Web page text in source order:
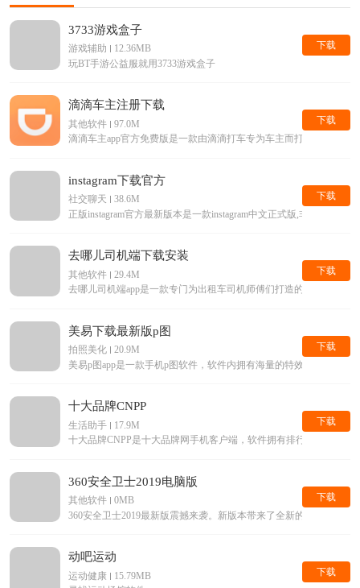
3733游戏盒子
游戏辅助
12.36MB
玩BT手游公益服就用3733游戏盒子
下载
滴滴车主注册下载
其他软件
97.0M
滴滴车主app官方免费版是一款由滴滴打车专为车主而打造的手机
下载
instagram下载官方
社交聊天
38.6M
正版instagram官方最新版本是一款instagram中文正式版,非常受欢
下载
去哪儿司机端下载安装
其他软件
29.4M
去哪儿司机端app是一款专门为出租车司机师傅们打造的手机平台
下载
美易下载最新版p图
拍照美化
20.9M
美易p图app是一款手机p图软件，软件内拥有海量的特效滤镜等美
下载
十大品牌CNPP
生活助手
17.9M
十大品牌CNPP是十大品牌网手机客户端，软件拥有排行榜查询，
下载
360安全卫士2019电脑版
其他软件
0MB
360安全卫士2019最新版震撼来袭。新版本带来了全新的界面，和
下载
动吧运动
运动健康
15.79MB
下载